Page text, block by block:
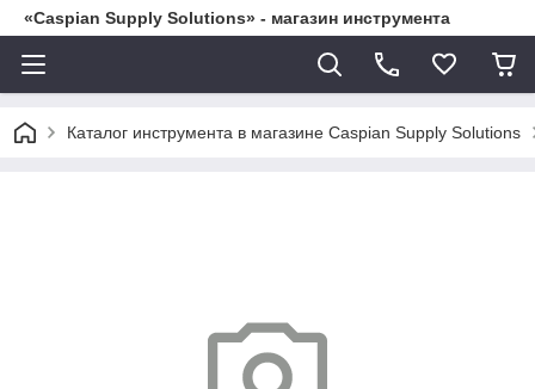
«Caspian Supply Solutions» - магазин инструмента
Каталог инструмента в магазине Caspian Supply Solutions